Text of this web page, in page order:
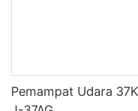
Pemampat Udara